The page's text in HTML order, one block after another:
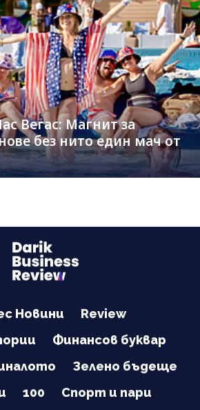
Вегас: Магнит за
без нито един мач от
Новини
Review
Финансов буквар
Зелено бъдеще
100
Спорт и пари